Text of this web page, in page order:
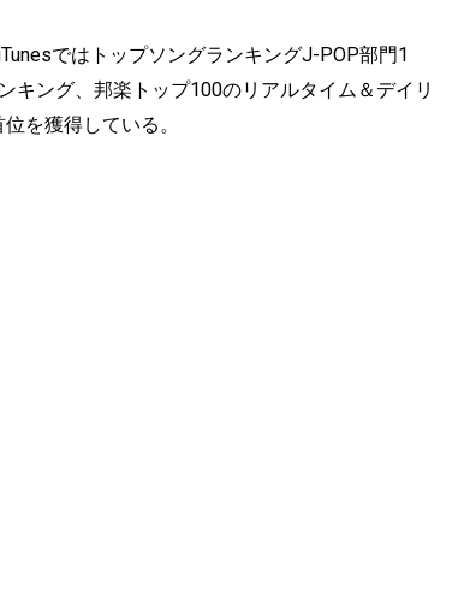
ではトップソングランキングJ-POP部門1
キング、邦楽トップ100のリアルタイム＆デイリ
を獲得している。